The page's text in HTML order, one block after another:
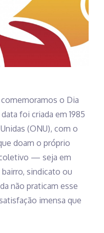
o Dia
foi criada em 1985
(ONU), com o
doam o próprio
— seja em
sindicato ou
não praticam esse
imensa que